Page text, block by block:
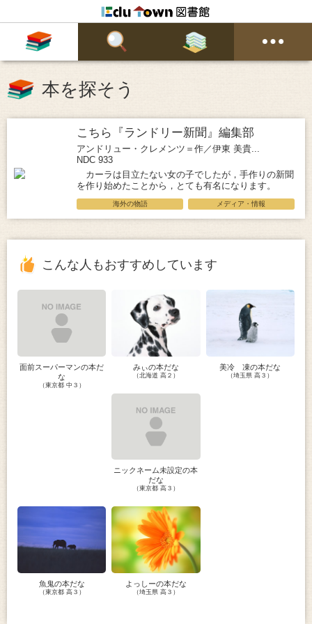
本を探そう
こちら『ランドリー新聞』編集部
アンドリュー・クレメンツ＝作／伊東 美貴...
NDC 933
カーラは目立たない女の子でしたが，手作りの新聞
を作り始めたことから，とても有名になります。
海外の物語 メディア・情報
こんな人もおすすめしています
面前スーパーマンの本だ
な
（東京都 中３）
みぃの本だな
（北海道 高２）
美冷 凍の本だな
（埼玉県 高３）
ニックネーム未設定の本
だな
（東京都 高３）
魚鬼の本だな
（東京都 高３）
よっしーの本だな
（埼玉県 高３）